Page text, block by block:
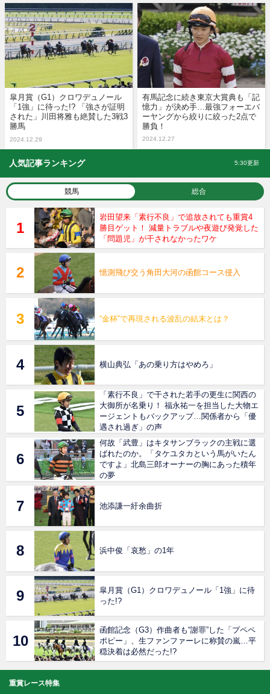
皐月賞（G1）クロワデュノール
「1強」に待った!? 「強さが証明
された」川田将雅も絶賛した3戦3
勝馬
2024.12.29
有馬記念に続き東京大賞典も「記
憶力」が決め手…最強フォーエバ
ーヤングから絞りに絞った2点で
勝負！
2024.12.27
人気記事ランキング 5:30更新
競馬 総合
岩田望来「素行不良」で追放されても重賞4
勝目ゲット！ 減量トラブルや夜遊び発覚した
「問題児」が干されなかったワケ
憶測飛び交う角田大河の函館コース侵入
“金杯”で再現される波乱の結末とは？
横山典弘「あの乗り方はやめろ」
「素行不良」で干された若手の更生に関西の
大御所が名乗り！ 福永祐一を担当した大物エ
ージェントもバックアップ…関係者から「優
遇され過ぎ」の声
何故「武豊」はキタサンブラックの主戦に選
ばれたのか。「タケユタカという馬がいたん
ですよ」北島三郎オーナーの胸にあった積年
の夢
池添謙一紆余曲折
浜中俊「哀愁」の1年
皐月賞（G1）クロワデュノール「1強」に待
った!?
函館記念（G3）作曲者も“謝罪”した「プペペ
ポピー」、生ファンファーレに称賛の嵐…平
穏決着は必然だった!?
重賞レース特集